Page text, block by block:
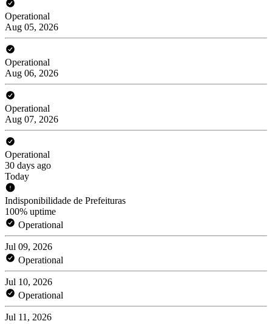
Operational
Aug 05, 2026
Operational
Aug 06, 2026
Operational
Aug 07, 2026
Operational
30 days ago
Today
Indisponibilidade de Prefeituras
100% uptime
Operational
Jul 09, 2026
Operational
Jul 10, 2026
Operational
Jul 11, 2026